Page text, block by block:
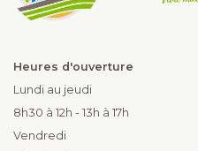
Heures d'ouverture
Lundi au jeudi
8h30 à 12h - 13h à 17h
Vendredi